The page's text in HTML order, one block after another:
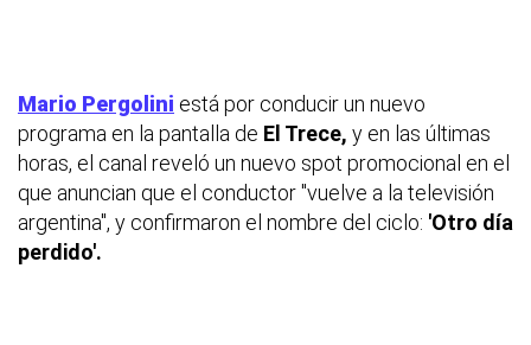
Mario Pergolini está por conducir un nuevo
programa en la pantalla de El Trece, y en las últimas
horas, el canal reveló un nuevo spot promocional en el
que anuncian que el conductor "vuelve a la televisión
argentina", y confirmaron el nombre del ciclo: 'Otro día
perdido'.